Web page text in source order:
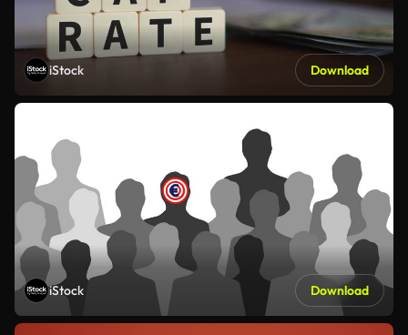
iStock Download
iStock Download